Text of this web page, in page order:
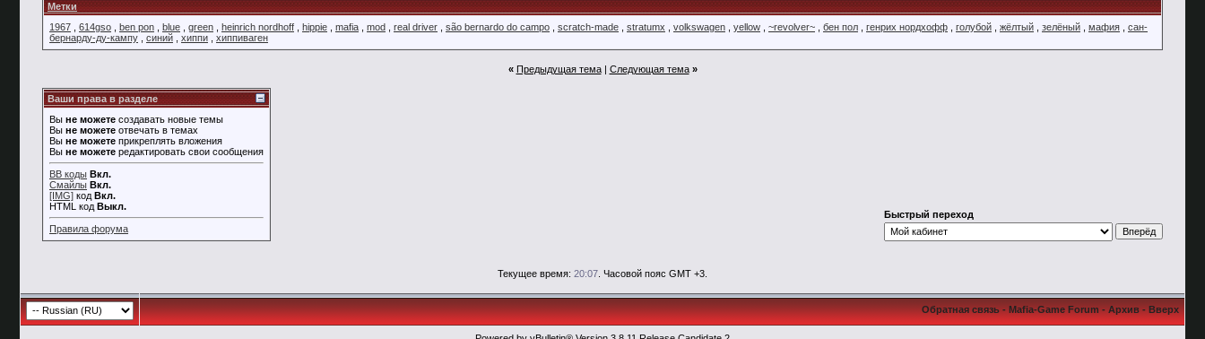
Метки
1967
614gso ben pon blue green heinrich nordhoff hippie mafia mod real driver são bernardo do campo scratch-made stratumx volkswagen yellow ~revolver~ бен пол генрих нордхофф голубой жёлтый зелёный мафия
сан-
бернарду-ду-кампу
синий хиппи хиппиваген
« Предыдущая тема| Следующая тема »
Ваши права в разделе
Вы не можете создавать новые темы
Вы не можете отвечать в темах
Вы не можете прикреплять вложения
Вы не можете редактировать свои сообщения
BB коды Вкл.
Смайлы Вкл.
[IMG] код Вкл.
HTML код Выкл.
Правила форума
Быстрый переход
Текущее время: 20:07 . Часовой пояс GMT +3.
Обратная связь-Mafia-Game Forum-Архив-Вверх